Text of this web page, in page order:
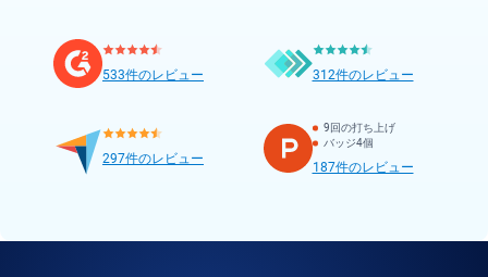
533件のレビュー 312件のレビュー
297件のレビュー
9回の打ち上げ
バッジ4個
187件のレビュー